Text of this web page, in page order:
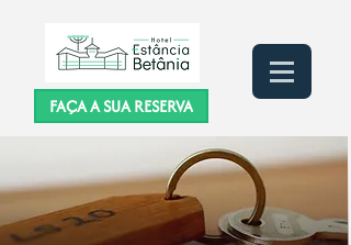
FAÇA A SUA RESERVA